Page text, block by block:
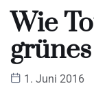
Wie
1. Juni 2016